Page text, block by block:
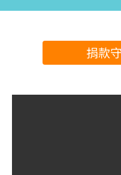
捐款